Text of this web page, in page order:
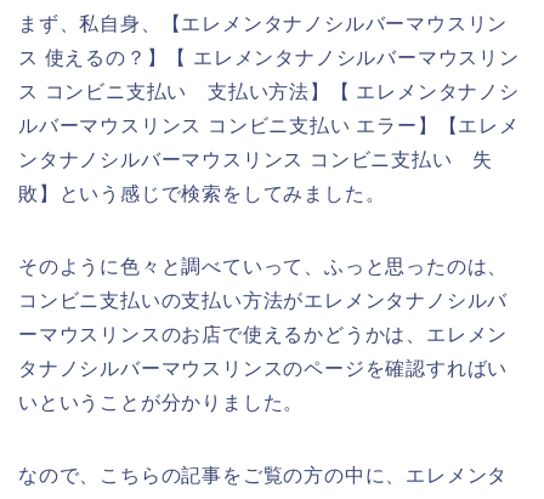
まず、私自身、【エレメンタナノシルバーマウスリン
ス 使えるの？】【 エレメンタナノシルバーマウスリン
ス コンビニ支払い 支払い方法】【 エレメンタナノシ
ルバーマウスリンス コンビニ支払い エラー】【エレメ
ンタナノシルバーマウスリンス コンビニ支払い 失
敗】という感じで検索をしてみました。
そのように色々と調べていって、ふっと思ったのは、
コンビニ支払いの支払い方法がエレメンタナノシルバ
ーマウスリンスのお店で使えるかどうかは、エレメン
タナノシルバーマウスリンスのページを確認すればい
いということが分かりました。
なので、こちらの記事をご覧の方の中に、エレメンタ